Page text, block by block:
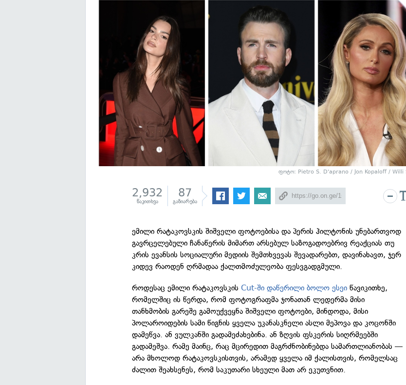
ფოტო: Pietro S. D'aprano / Jon Kopaloff / Willi
2,932
წაკითხვა
87
გაზიარება
ემილი რატაკოვსკის შიშველი ფოტოებისა და პერის ჰილტონის უნებართვოდ
გავრცელებული ჩანაწერის მიმართ არსებულ საზოგადოებრივ რეაქციას თუ
კრის ევანსის სოციალური მედიის შემთხვევას შევადარებთ, დავინახავთ, ჯერ
კიდევ რაოდენ ღრმადაა ქალთმოძულეობა ფესვგადგმული.
როდესაც ემილი რატაკოვსკის Cut-ში დაწერილი ბოლო ესეი წავიკითხე,
რომელშიც ის წერდა, რომ ფოტოგრაფმა ჯონათან ლედერმა მისი
თანხმობის გარეშე გამოუქვეყნა შიშველი ფოტოები, მინდოდა, მისი
პოლაროიდების სამი წიგნის ყველა უკანასკნელი ასლი მეპოვა და კოცონში
დამეწვა. ან ვულკანში გადამეძახებინა. ან ზღვის ფსკერის სიღრმეებში
გადამეშვა. რამე მაინც, რაც მცირედით მაგრძნობინებდა სამართლიანობას —
არა მხოლოდ რატაკოვსკისთვის, არამედ ყველა იმ ქალისთვის, რომელსაც
ძალით შეახსენეს, რომ საკუთარი სხეული მათ არ ეკუთვნით.